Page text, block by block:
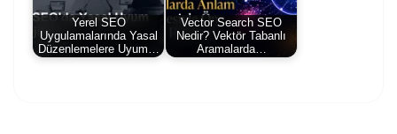
Yerel SEO
Uygulamalarında Yasal
Düzenlemelere Uyum…
Vector Search SEO
Nedir? Vektör Tabanlı
Aramalarda…